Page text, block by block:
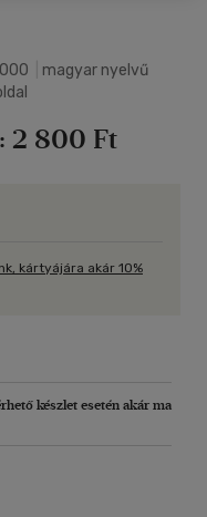
magyar nyelvű
2 800 Ft
kártyájára akár 10%
készlet esetén akár ma